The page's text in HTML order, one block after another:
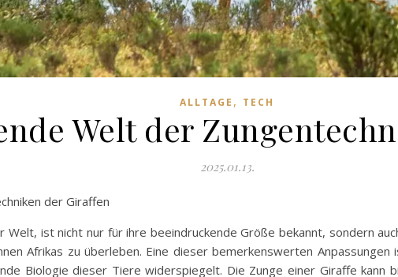
ALLTAGE , TECH
Welt der
2025.01.13.
der Giraffen
ist nicht nur für ihre beeindruckende Größe bekannt, sondern
Afrikas zu überleben. Eine dieser bemerkenswerten
Biologie dieser Tiere widerspiegelt. Die Zunge einer Giraffe kann